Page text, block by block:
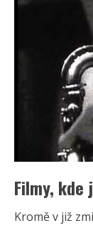
Filmy, kde
Kromě v již